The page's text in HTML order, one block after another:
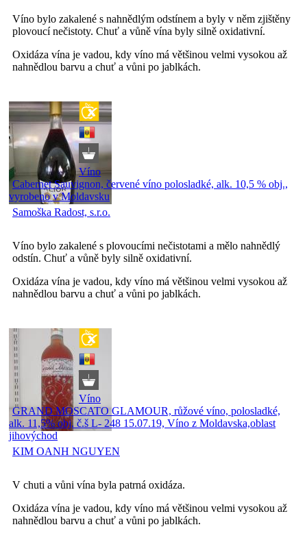
Víno bylo zakalené s nahnědlým odstínem a byly v něm zjištěny
plovoucí nečistoty. Chuť a vůně vína byly silně oxidativní.
Oxidáza vína je vadou, kdy víno má většinou velmi vysokou až
nahnědlou barvu a chuť a vůni po jablkách.
Víno
Cabernet Sauvignon, červené víno polosladké, alk. 10,5 % obj.,
vyrobeno v Moldavsku
Samoška Radost, s.r.o.
Víno bylo zakalené s plovoucími nečistotami a mělo nahnědlý
odstín. Chuť a vůně byly silně oxidativní.
Oxidáza vína je vadou, kdy víno má většinou velmi vysokou až
nahnědlou barvu a chuť a vůni po jablkách.
Víno
GRAND MOSCATO GLAMOUR, růžové víno, polosladké,
alk. 11,5% obj. č.š L- 248 15.07.19, Víno z Moldavska,oblast
jihovýchod
KIM OANH NGUYEN
V chuti a vůni vína byla patrná oxidáza.
Oxidáza vína je vadou, kdy víno má většinou velmi vysokou až
nahnědlou barvu a chuť a vůni po jablkách.